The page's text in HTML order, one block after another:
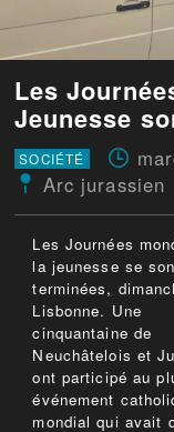
Les
Jeunesse
SOCIÉTÉ
Arc jurassien
Les Journées
la jeunesse se
terminées,
Lisbonne. Une
cinquantaine de
Neuchâtelois et
ont participé au
événement
mondial qui avait